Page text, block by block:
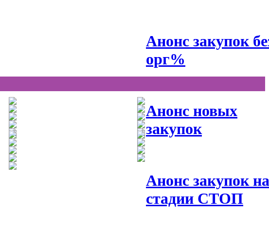
Анонс закупок
орг%
Анонс новых
закупок
Анонс закупок на
стадии СТОП